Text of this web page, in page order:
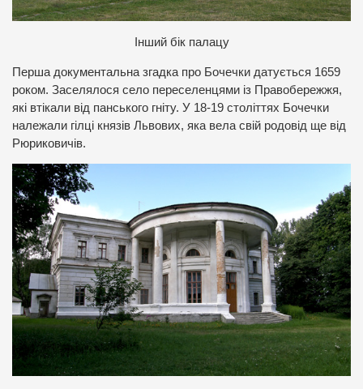
Інший бік палацу
Перша документальна згадка про Бочечки датується 1659
роком. Заселялося село переселенцями із Правобережжя,
які втікали від панського гніту. У 18-19 століттях Бочечки
належали гілці князів Львових, яка вела свій родовід ще від
Рюриковичів.